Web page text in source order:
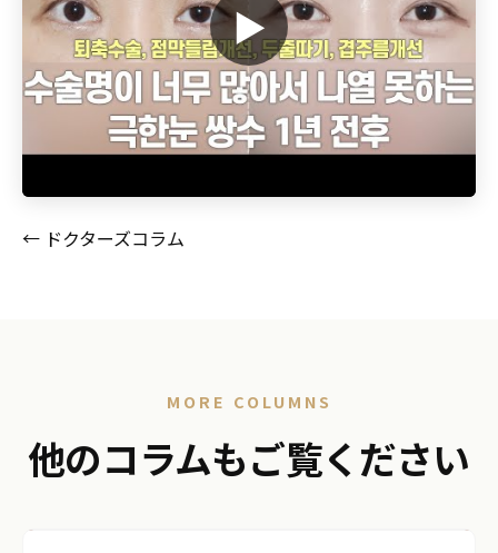
▶
← ドクターズコラム
MORE COLUMNS
他のコラムもご覧ください